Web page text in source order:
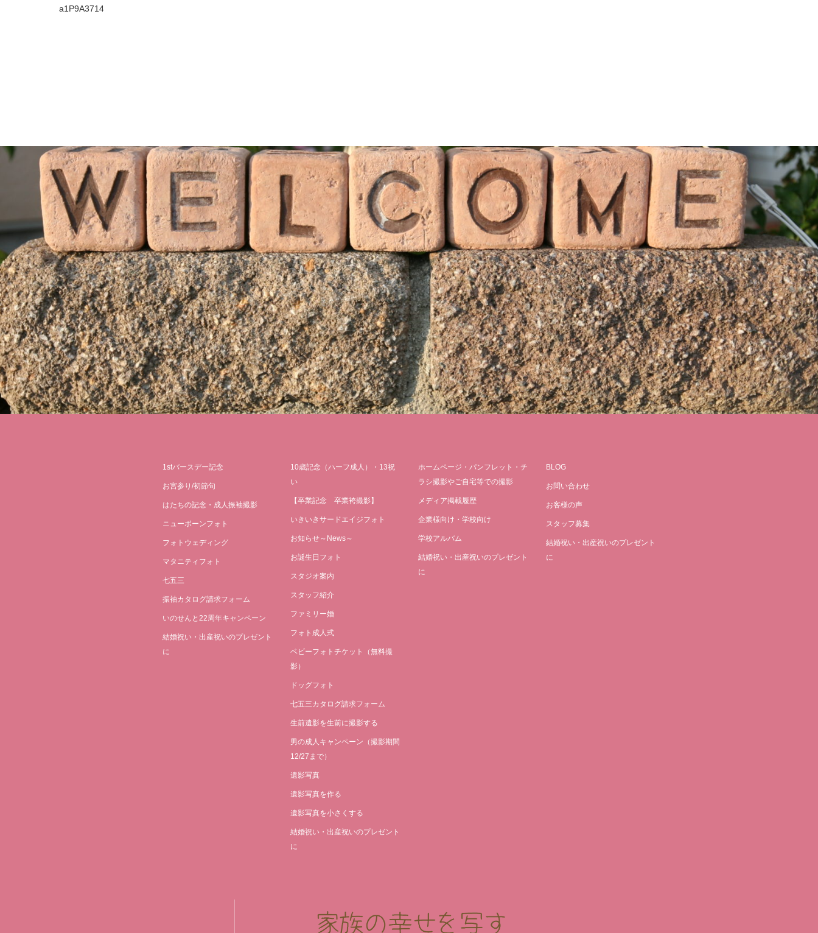
a1P9A3714
1stバースデー記念
お宮参り/初節句
はたちの記念・成人振袖撮影
ニューボーンフォト
フォトウェディング
マタニティフォト
七五三
振袖カタログ請求フォーム
いのせんと22周年キャンペーン
結婚祝い・出産祝いのプレゼント
に
10歳記念（ハーフ成人）・13祝
い
【卒業記念 卒業袴撮影】
いきいきサードエイジフォト
お知らせ～News～
お誕生日フォト
スタジオ案内
スタッフ紹介
ファミリー婚
フォト成人式
ベビーフォトチケット（無料撮
影）
ドッグフォト
七五三カタログ請求フォーム
生前遺影を生前に撮影する
男の成人キャンペーン（撮影期間
12/27まで）
遺影写真
遺影写真を作る
遺影写真を小さくする
結婚祝い・出産祝いのプレゼント
に
ホームページ・パンフレット・チ
ラシ撮影やご自宅等での撮影
メディア掲載履歴
企業様向け・学校向け
学校アルバム
結婚祝い・出産祝いのプレゼント
に
BLOG
お問い合わせ
お客様の声
スタッフ募集
結婚祝い・出産祝いのプレゼント
に